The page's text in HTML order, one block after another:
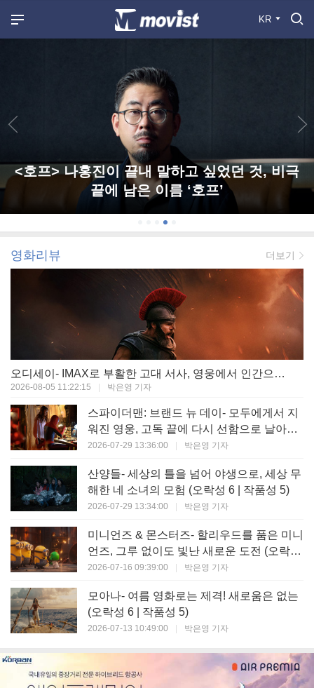
KR
<호프> 나홍진이 끝내 말하고 싶었던 것, 비극
끝에 남은 이름 ‘호프’
영화리뷰 더보기
오디세이- IMAX로 부활한 고대 서사, 영웅에서 인간으로의 귀환 (오락성 9 | 작품성 9)
2026-08-05 11:22:15 박은영 기자
스파이더맨: 브랜드 뉴 데이- 모두에게서 지
워진 영웅, 고독 끝에 다시 선함으로 날아오
르다 (오락성 8 | 작품성 8)
2026-07-29 13:36:00 박은영 기자
산양들- 세상의 틀을 넘어 야생으로, 세상 무
해한 네 소녀의 모험 (오락성 6 | 작품성 5)
2026-07-29 13:34:00 박은영 기자
미니언즈 & 몬스터즈- 할리우드를 품은 미니
언즈, 그루 없이도 빛난 새로운 도전 (오락성
7 | 작품성 6)
2026-07-16 09:39:00 박은영 기자
모아나- 여름 영화로는 제격! 새로움은 없는
(오락성 6 | 작품성 5)
2026-07-13 10:49:00 박은영 기자